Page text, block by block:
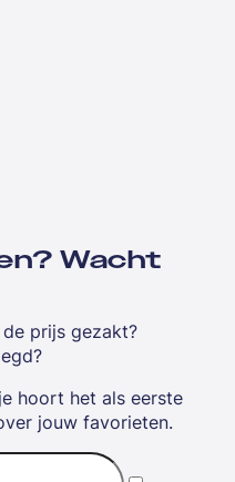
Wacht
prijs gezakt?
hoort het als eerste
jouw favorieten.